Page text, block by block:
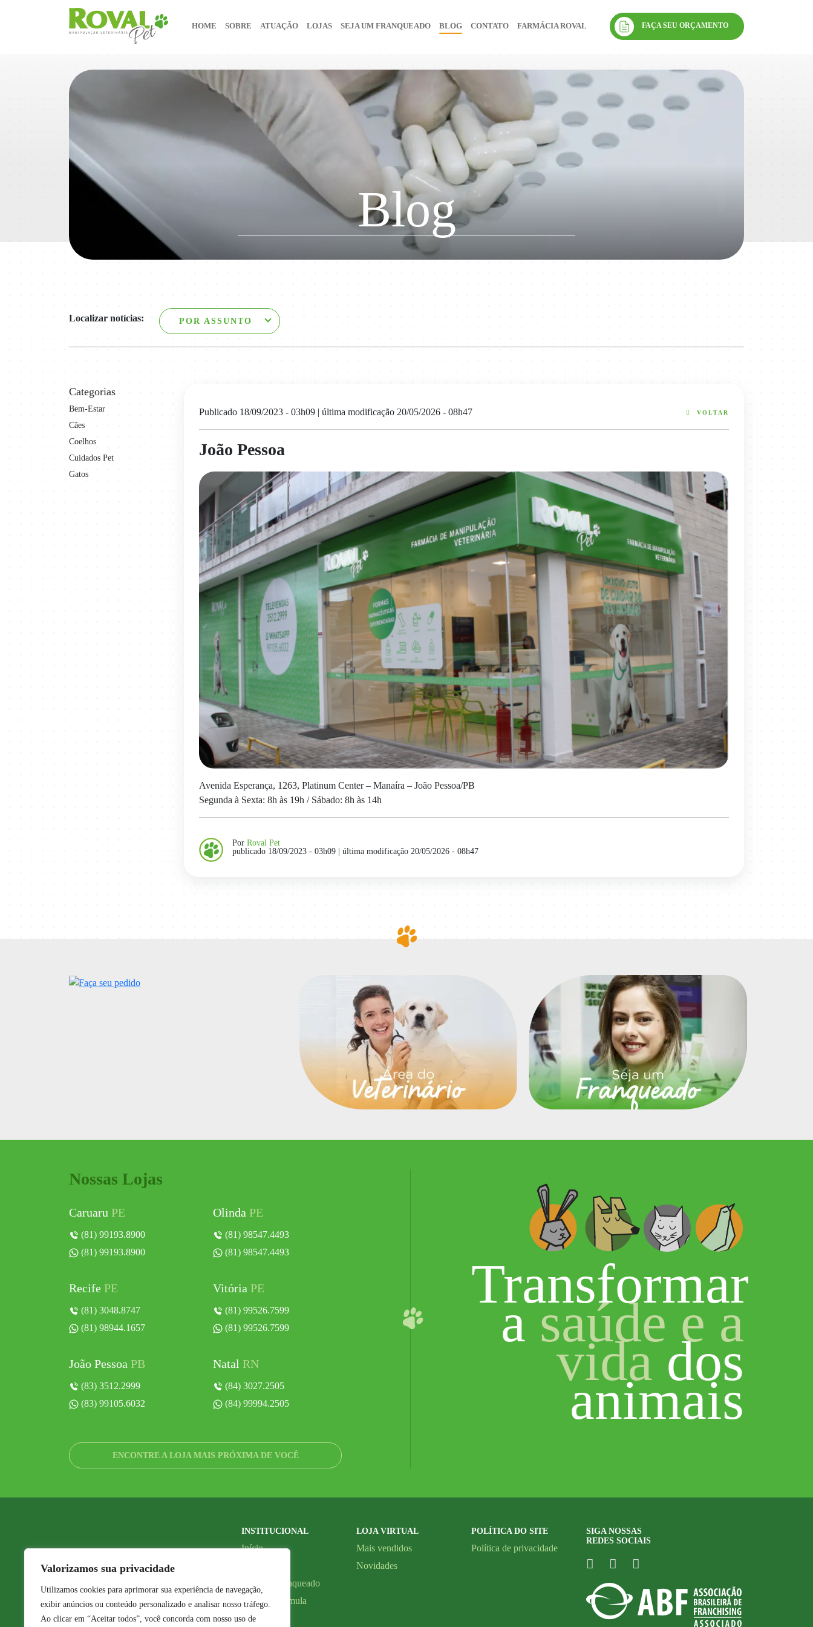
Valorizamos sua privacidade
Utilizamos cookies para aprimorar sua experiência de navegação,
exibir anúncios ou conteúdo personalizado e analisar nosso tráfego.
Ao clicar em “Aceitar todos”, você concorda com nosso uso de
HOME SOBRE ATUAÇÃO LOJAS SEJA UM FRANQUEADO BLOG CONTATO FARMÁCIA ROVAL FAÇA SEU ORÇAMENTO
Blog
Localizar notícias: POR ASSUNTO
Categorias
Bem-Estar
Cães
Coelhos
Cuidados Pet
Gatos
Publicado 18/09/2023 - 03h09 | última modificação 20/05/2026 - 08h47 VOLTAR
João Pessoa
Avenida Esperança, 1263, Platinum Center – Manaíra – João Pessoa/PB
Segunda à Sexta: 8h às 19h / Sábado: 8h às 14h
Por Roval Pet
publicado 18/09/2023 - 03h09 | última modificação 20/05/2026 - 08h47
Nossas Lojas
Caruaru PE
(81) 99193.8900
(81) 99193.8900
Olinda PE
(81) 98547.4493
(81) 98547.4493
Recife PE
(81) 3048.8747
(81) 98944.1657
Vitória PE
(81) 99526.7599
(81) 99526.7599
João Pessoa PB
(83) 3512.2999
(83) 99105.6032
Natal RN
(84) 3027.2505
(84) 99994.2505
ENCONTRE A LOJA MAIS PRÓXIMA DE VOCÊ
Transformar
asaúde e a
vidados
animais
INSTITUCIONAL
Início
Seja um Franqueado
Faça sua fórmula
Contato
LOJA VIRTUAL
Mais vendidos
Novidades
POLÍTICA DO SITE
Política de privacidade
SIGA NOSSAS
REDES SOCIAIS